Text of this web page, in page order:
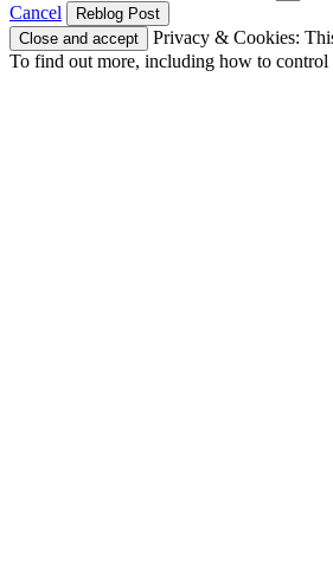
Cancel
Privacy & Cookies:
To find out more, including how to control